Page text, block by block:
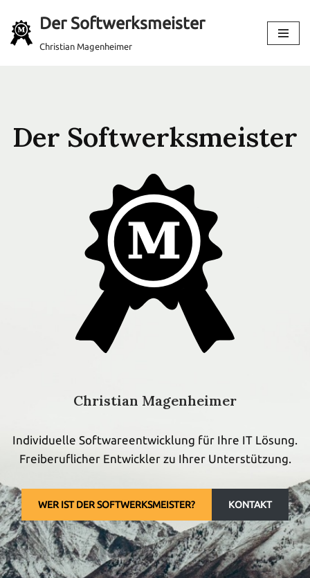
Zum
Der Softwerksmeister
Christian Magenheimer
Der Softwerksmeister
Christian Magenheimer
Individuelle Softwareentwicklung für Ihre IT Lösung.
Freiberuflicher Entwickler zu Ihrer Unterstützung.
WER IST DER SOFTWERKSMEISTER? KONTAKT